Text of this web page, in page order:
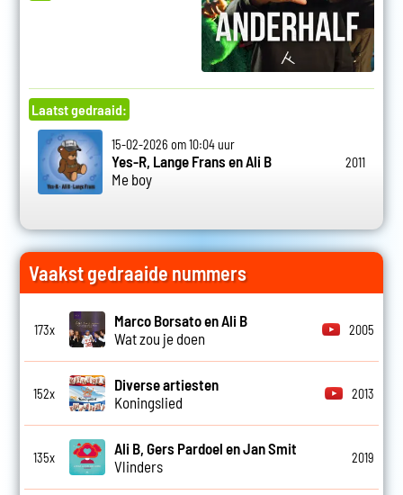
Laatst gedraaid:
15-02-2026 om 10:04 uur
Yes-R, Lange Frans en Ali B
Me boy
2011
Vaakst gedraaide nummers
173x
Marco Borsato en Ali B
Wat zou je doen
2005
152x
Diverse artiesten
Koningslied
2013
135x
Ali B, Gers Pardoel en Jan Smit
Vlinders
2019